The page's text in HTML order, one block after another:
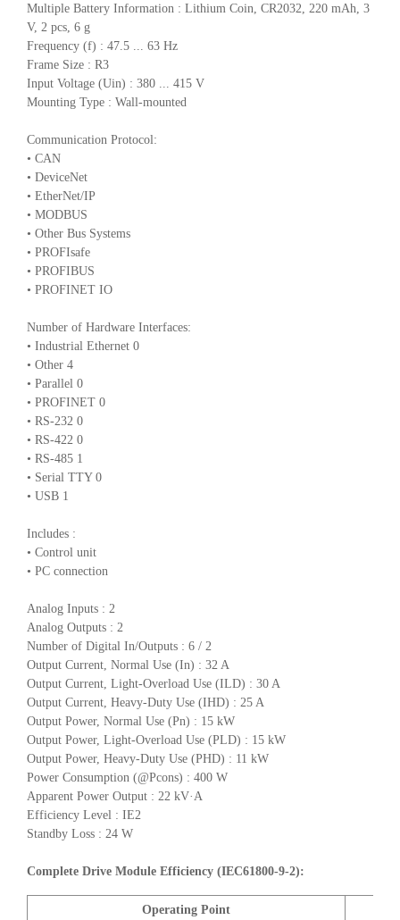
Multiple Battery Information : Lithium Coin, CR2032, 220 mAh, 3
V, 2 pcs, 6 g
Frequency (f) : 47.5 ... 63 Hz
Frame Size : R3
Input Voltage (Uin) : 380 ... 415 V
Mounting Type : Wall-mounted
Communication Protocol:
• CAN
• DeviceNet
• EtherNet/IP
• MODBUS
• Other Bus Systems
• PROFIsafe
• PROFIBUS
• PROFINET IO
Number of Hardware Interfaces:
• Industrial Ethernet 0
• Other 4
• Parallel 0
• PROFINET 0
• RS-232 0
• RS-422 0
• RS-485 1
• Serial TTY 0
• USB 1
Includes :
• Control unit
• PC connection
Analog Inputs : 2
Analog Outputs : 2
Number of Digital In/Outputs : 6 / 2
Output Current, Normal Use (In) : 32 A
Output Current, Light-Overload Use (ILD) : 30 A
Output Current, Heavy-Duty Use (IHD) : 25 A
Output Power, Normal Use (Pn) : 15 kW
Output Power, Light-Overload Use (PLD) : 15 kW
Output Power, Heavy-Duty Use (PHD) : 11 kW
Power Consumption (@Pcons) : 400 W
Apparent Power Output : 22 kV·A
Efficiency Level : IE2
Standby Loss : 24 W
Complete Drive Module Efficiency (IEC61800-9-2):
Operating Point